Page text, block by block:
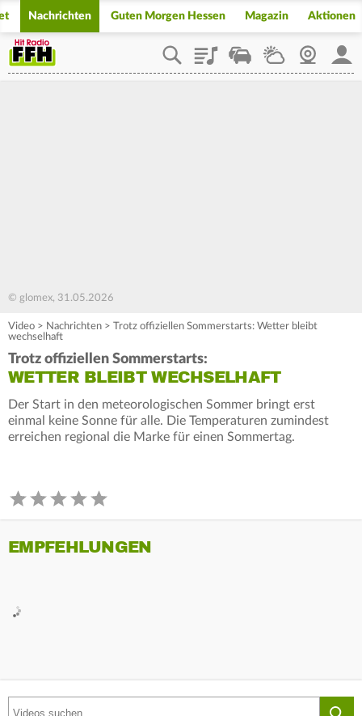
Nachrichten Guten Morgen Hessen Magazin Aktionen
PlaylistStaupilotWetterWebcam
© glomex, 31.05.2026
Video > Nachrichten > Trotz offiziellen Sommerstarts: Wetter bleibt
wechselhaft
Trotz offiziellen Sommerstarts:
WETTER BLEIBT WECHSELHAFT
Der Start in den meteorologischen Sommer bringt erst
einmal keine Sonne für alle. Die Temperaturen zumindest
erreichen regional die Marke für einen Sommertag.
EMPFEHLUNGEN